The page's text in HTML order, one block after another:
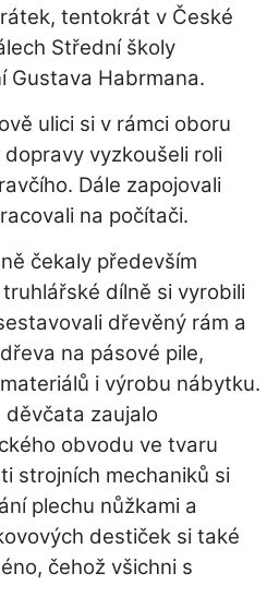
tentokrát v České
Střední školy
Gustava Habrmana.
ulici si v rámci oboru
vyzkoušeli roli
Dále zapojovali
na počítači.
čekaly především
dílně si vyrobili
dřevěný rám a
na pásové pile,
i výrobu nábytku.
zaujalo
obvodu ve tvaru
strojních mechaniků si
plechu nůžkami a
destiček si také
čehož všichni s